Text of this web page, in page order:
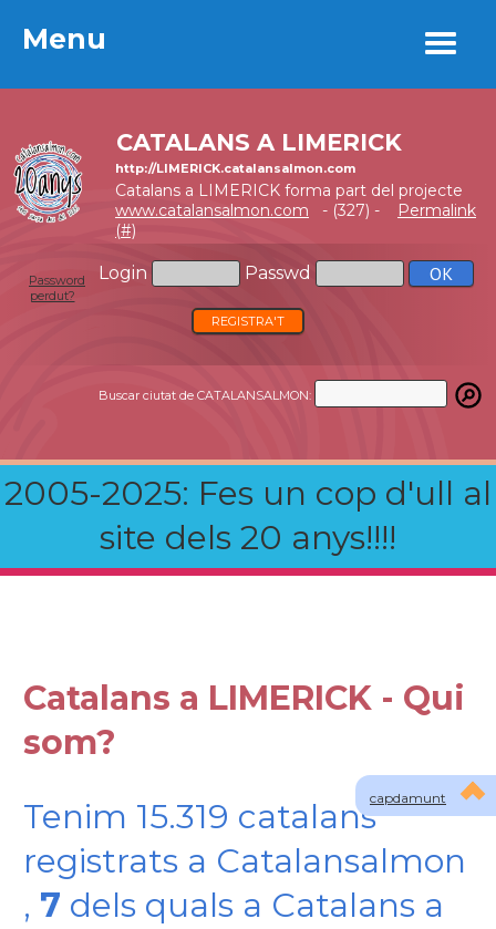
Menu
CATALANS A LIMERICK
http://LIMERICK.catalansalmon.com
Catalans a LIMERICK forma part del projecte
www.catalansalmon.com - (327) -
Permalink
(#)
Login Passwd
Password
perdut?
REGISTRA'T
Buscar ciutat de CATALANSALMON:
2005-2025: Fes un cop d'ull al
site dels 20 anys!!!!
Menu
capdamunt
Catalans a LIMERICK - Qui
som?
Tenim 15.319 catalans
registrats a Catalansalmon
, 7 dels quals a Catalans a